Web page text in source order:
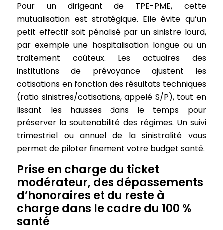
Pour un dirigeant de TPE-PME, cette
mutualisation est stratégique. Elle évite qu’un
petit effectif soit pénalisé par un sinistre lourd,
par exemple une hospitalisation longue ou un
traitement coûteux. Les actuaires des
institutions de prévoyance ajustent les
cotisations en fonction des résultats techniques
(ratio sinistres/cotisations, appelé S/P), tout en
lissant les hausses dans le temps pour
préserver la soutenabilité des régimes. Un suivi
trimestriel ou annuel de la sinistralité vous
permet de piloter finement votre budget santé.
Prise en charge du ticket
modérateur, des dépassements
d’honoraires et du reste à
charge dans le cadre du 100 %
santé